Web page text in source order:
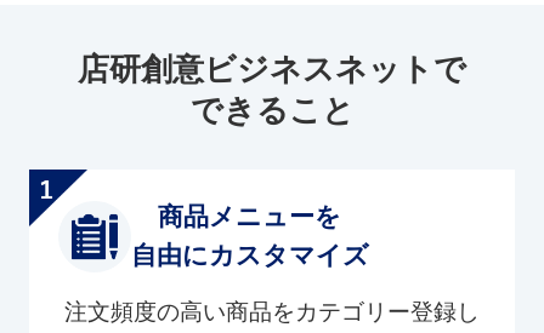
店研創意ビジネスネットで
できること
商品メニューを
自由にカスタマイズ
注文頻度の高い商品をカテゴリー登録し